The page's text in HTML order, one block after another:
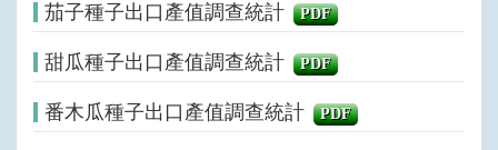
茄子種子出口產值調查統計 PDF
甜瓜種子出口產值調查統計 PDF
番木瓜種子出口產值調查統計 PDF